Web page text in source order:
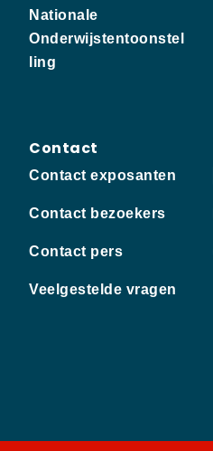
Nationale
Onderwijstentoonstel
ling
Contact
Contact exposanten
Contact bezoekers
Contact pers
Veelgestelde vragen